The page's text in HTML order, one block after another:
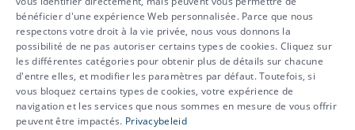
© 2026 - IDEWE
Protection de la vie privée
bénéficier d'une expérience Web personnalisée. Parce que nous
respectons votre droit à la vie privée, nous vous donnons la
possibilité de ne pas autoriser certains types de cookies. Cliquez sur
les différentes catégories pour obtenir plus de détails sur chacune
d'entre elles, et modifier les paramètres par défaut. Toutefois, si
vous bloquez certains types de cookies, votre expérience de
navigation et les services que nous sommes en mesure de vous offrir
peuvent être impactés. Privacybeleid